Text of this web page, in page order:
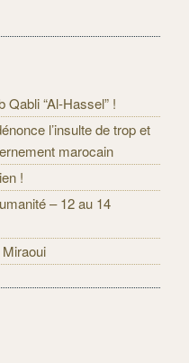
Qabli “Al-Hassel” !
l’insulte de trop et
marocain
!
– 12 au 14